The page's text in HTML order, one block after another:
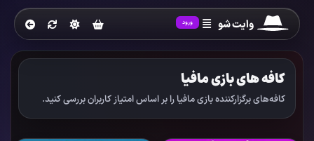
وایت شو ورود
کافه های بازی مافیا
کافه‌های برگزارکننده بازی مافیا را بر اساس امتیاز کاربران بررسی کنید.